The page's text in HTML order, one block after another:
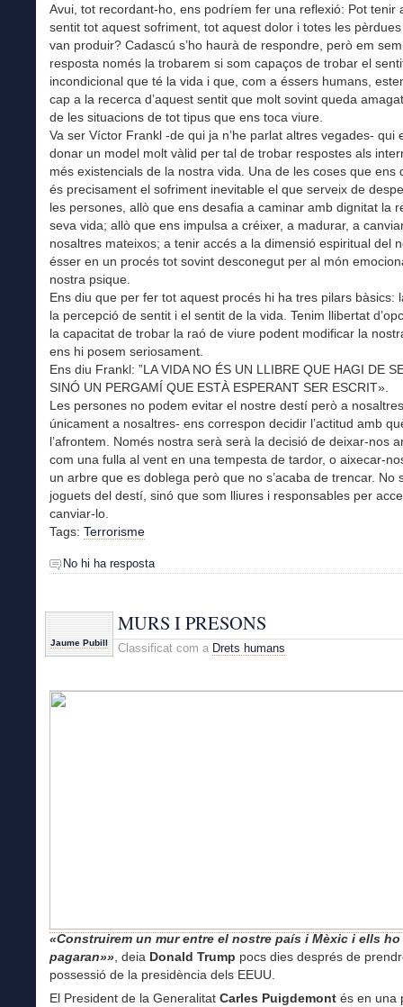
Avui, tot recordant-ho, ens podríem fer una reflexió: Pot tenir
sentit tot aquest sofriment, tot aquest dolor i totes les
van produir? Cadascú s’ho haurà de respondre, però em
resposta només la trobarem si som capaços de trobar el
incondicional que té la vida i que, com a éssers humans,
cap a la recerca d’aquest sentit que molt sovint queda
de les situacions de tot tipus que ens toca viure.
Va ser Víctor Frankl -de qui ja n’he parlat altres vegades- qui
donar un model molt vàlid per tal de trobar respostes als
més existencials de la nostra vida. Una de les coses que ens
és precisament el sofriment inevitable el que serveix de
les persones, allò que ens desafia a caminar amb dignitat la
seva vida; allò que ens impulsa a créixer, a madurar, a
nosaltres mateixos; a tenir accés a la dimensió espiritual del
ésser en un procés tot sovint desconegut per al món
nostra psique.
Ens diu que per fer tot aquest procés hi ha tres pilars bàsics:
la percepció de sentit i el sentit de la vida. Tenim llibertat
la capacitat de trobar la raó de viure podent modificar la
ens hi posem seriosament.
Ens diu Frankl: ”LA VIDA NO ÉS UN LLIBRE QUE HAGI DE
SINÓ UN PERGAMÍ QUE ESTÀ ESPERANT SER ESCRIT».
Les persones no podem evitar el nostre destí però a
únicament a nosaltres- ens correspon decidir l’actitud amb
l’afrontem. Només nostra serà serà la decisió de deixar-nos
com una fulla al vent en una tempesta de tardor, o aixecar-
un arbre que es doblega però que no s’acaba de trencar. No
joguets del destí, sinó que som lliures i responsables per
canviar-lo.
Tags: Terrorisme
No hi ha resposta
Jaume Pubill
MURS I PRESONS
Classificat com a Drets humans
«Construirem un mur entre el nostre país i Mèxic i ells ho
pagaran»» , deia Donald Trump pocs dies després de
possessió de la presidència dels EEUU.
El President de la Generalitat Carles Puigdemont és en una